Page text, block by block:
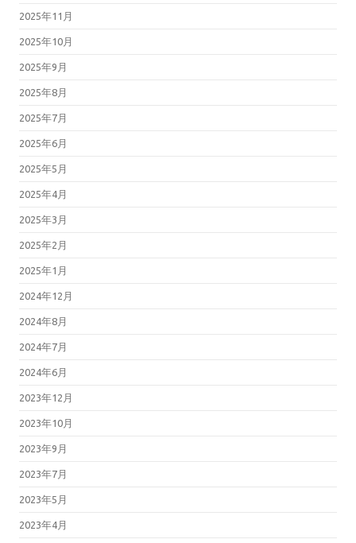
2025年11月
2025年10月
2025年9月
2025年8月
2025年7月
2025年6月
2025年5月
2025年4月
2025年3月
2025年2月
2025年1月
2024年12月
2024年8月
2024年7月
2024年6月
2023年12月
2023年10月
2023年9月
2023年7月
2023年5月
2023年4月